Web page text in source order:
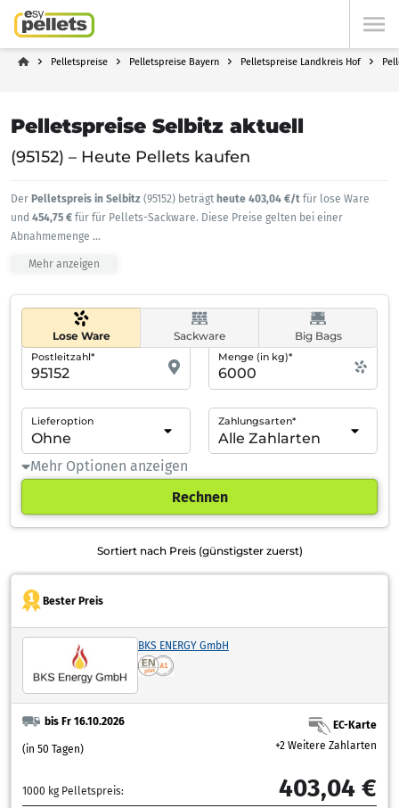
Pelletspreise Pelletspreise Bayern Pelletspreise Landkreis Hof
Pelletspreise Selbitz aktuell
(95152) – Heute Pellets kaufen
Der Pelletspreis in Selbitz (95152) beträgt heute 403,04 €/t für lose Ware
und 454,75 € für für Pellets-Sackware. Diese Preise gelten bei einer
Abnahmemenge ...
Mehr anzeigen
Lose Ware Sackware Big Bags
Postleitzahl* Menge (in kg)*
Lieferoption Zahlungsarten*
Mehr Optionen anzeigen
Rechnen
Sortiert nach Preis (günstigster zuerst)
Bester Preis
BKS ENERGY GmbH
bis Fr 16.10.2026
(in 50 Tagen)
EC-Karte
+2 Weitere Zahlarten
1000 kg Pelletspreis: 403,04 €